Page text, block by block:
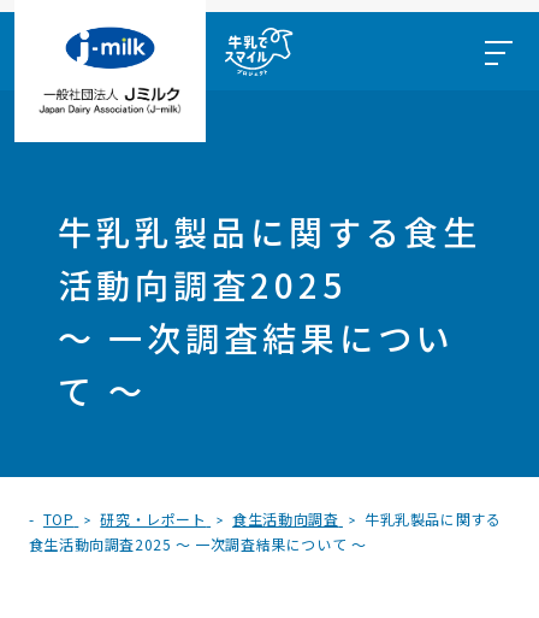
牛乳乳製品に関する食生
活動向調査2025
～ 一次調査結果につい
て ～
TOP 研究・レポート 食生活動向調査
牛乳乳製品に関する
食生活動向調査2025 ～ 一次調査結果について ～